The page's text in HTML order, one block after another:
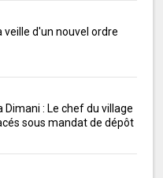
d'un nouvel ordre
: Le chef du village
sous mandat de dépôt